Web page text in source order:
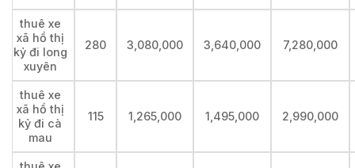
thuê xe
xã hồ thị
kỷ đi long
xuyên
280 3,080,000 3,640,000 7,280,000
thuê xe
xã hồ thị
kỷ đi cà
mau
115 1,265,000 1,495,000 2,990,000